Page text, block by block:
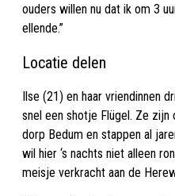
ouders willen nu dat ik om 3
ellende.”
Locatie delen
Ilse (21) en haar vriendinnen
snel een shotje Flügel. Ze zijn
dorp Bedum en stappen al
wil hier ‘s nachts niet alleen
meisje verkracht aan de